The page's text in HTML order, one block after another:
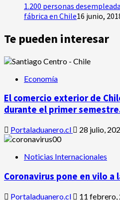
1.200 personas
fábrica en Chile16 junio,
Te pueden interesar
Economía
El comercio exterior de
durante el primer
Portaladuanero.cl 28 julio,
Noticias Internacionales
Coronavirus pone en vilo a
Portaladuanero.cl 11 febrero,